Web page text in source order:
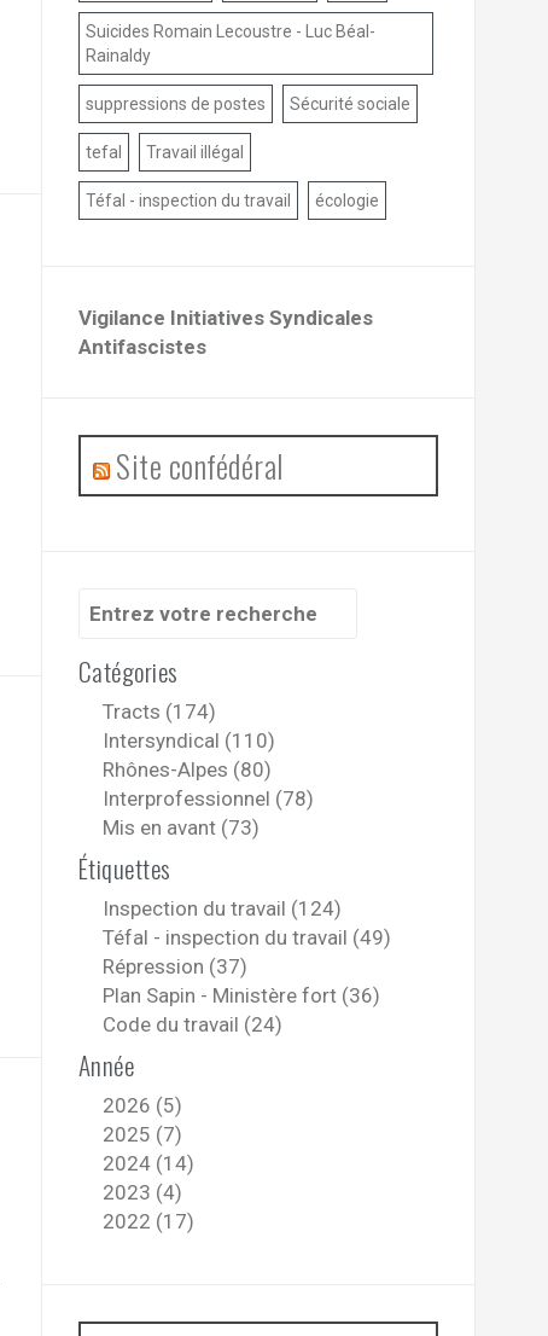
Suicides Romain Lecoustre - Luc Béal-
Rainaldy
suppressions de postes Sécurité sociale
tefal Travail illégal
Téfal - inspection du travail écologie
Vigilance Initiatives Syndicales
Antifascistes
Site confédéral
Recherche
:Catégories
Tracts (174)
Intersyndical (110)
Rhônes-Alpes (80)
Interprofessionnel (78)
Mis en avant (73)
Étiquettes
Inspection du travail (124)
Téfal - inspection du travail (49)
Répression (37)
Plan Sapin - Ministère fort (36)
Code du travail (24)
Année
2026 (5)
2025 (7)
2024 (14)
2023 (4)
2022 (17)